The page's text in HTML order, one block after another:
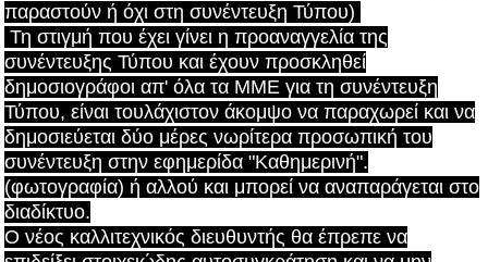
παραστούν ή όχι στη συνέντευξη Τύπου)
Τη στιγμή που έχει γίνει η προαναγγελία της
συνέντευξης Τύπου και έχουν προσκληθεί
δημοσιογράφοι απ' όλα τα ΜΜΕ για τη συνέντευξη
Τύπου, είναι τουλάχιστον άκομψο να παραχωρεί και να
δημοσιεύεται δύο μέρες νωρίτερα προσωπική του
συνέντευξη στην εφημερίδα "Καθημερινή".
(φωτογραφία) ή αλλού και μπορεί να αναπαράγεται στο
διαδίκτυο.
Ο νέος καλλιτεχνικός διευθυντής θα έπρεπε να